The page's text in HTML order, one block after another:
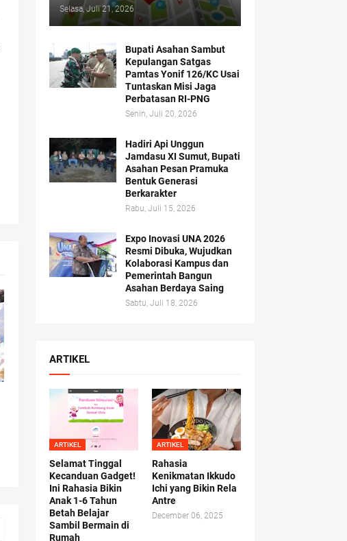
Selasa, Juli 21, 2026
Bupati Asahan Sambut
Kepulangan Satgas
Pamtas Yonif 126/KC Usai
Tuntaskan Misi Jaga
Perbatasan RI-PNG
Senin, Juli 20, 2026
Hadiri Api Unggun
Jamdasu XI Sumut, Bupati
Asahan Pesan Pramuka
Bentuk Generasi
Berkarakter
Rabu, Juli 15, 2026
Expo Inovasi UNA 2026
Resmi Dibuka, Wujudkan
Kolaborasi Kampus dan
Pemerintah Bangun
Asahan Berdaya Saing
Sabtu, Juli 18, 2026
ARTIKEL
ARTIKEL
Selamat Tinggal
Kecanduan Gadget!
Ini Rahasia Bikin
Anak 1-6 Tahun
Betah Belajar
Sambil Bermain di
Rumah
ARTIKEL
Rahasia
Kenikmatan Ikkudo
Ichi yang Bikin Rela
Antre
December 06, 2025